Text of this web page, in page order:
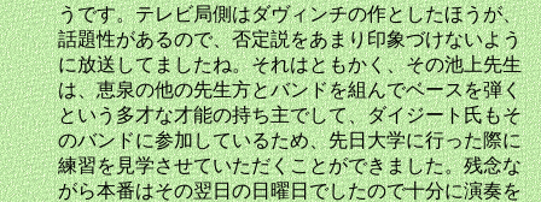
うです。テレビ局側はダヴィンチの作としたほうが、
話題性があるので、否定説をあまり印象づけないよう
に放送してましたね。それはともかく、その池上先生
は、恵泉の他の先生方とバンドを組んでベースを弾く
という多才な才能の持ち主でして、ダイジート氏もそ
のバンドに参加しているため、先日大学に行った際に
練習を見学させていただくことができました。残念な
がら本番はその翌日の日曜日でしたので十分に演奏を